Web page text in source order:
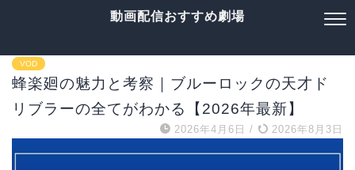
動画配信おすすめ劇場
VOD
蜂楽廻の魅力と考察｜ブルーロックの天才ド
リブラーの全てがわかる【2026年最新】
2026年4月6日 / 2026年8月3日